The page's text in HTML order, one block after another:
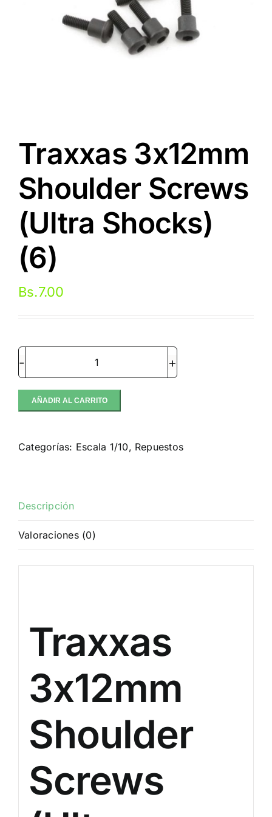
Traxxas 3x12mm
Shoulder Screws
(Ultra Shocks)
(6)
Bs.7.00
Traxxas
Shoulder
Shocks)
AÑADIR AL CARRITO
Categorías: Escala 1/10, Repuestos
Descripción
Valoraciones (0)
Traxxas
3x12mm
Shoulder
Screws